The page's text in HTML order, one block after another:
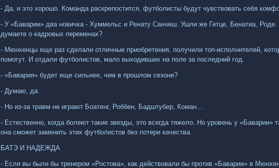
- Да, и это хорошо. Команда раскрепостится, футболисты будут чувствовать себя
- У «Баварии» два новичка - Хуммельс и Ренату Санчеш. Ушли же Гетце, Бенатиа, Роде.
думаете о кадровых переменах?
- Мюнхенцы еще раз сделали отличные приобретения, получили топ-исполнителей,
помогут. И отдали футболистов, мало выходивших на поле за последний год.
- «Бавария» будет еще сильнее, чем в прошлом сезоне?
- Думаю, да.
- Но из-за травм не играют Боатенг, Роббен, Бадштубер, Коман…
- Естественно, когда болеют такие звезды, это всегда тяжело. Но уровень у «Баварии»
она сможет заменить этих футболистов без потери качества.
БАТЭ И НАДЕЖДА
- Если вы были бы тренером «Ростова», как действовали бы против «Баварии» в